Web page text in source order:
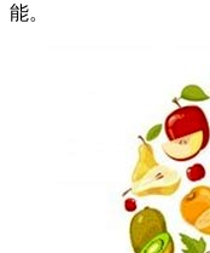
能。